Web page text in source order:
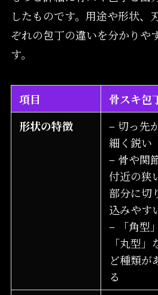
したものです。用途や形状、
ぞれの包丁の違いを分かりや
す。
項目 骨スキ包
形状の特徴
– 切っ先
細く鋭い
– 骨や関
付近の狭
部分に切
込みやす
– 「角型」
「丸型」
ど種類が
る